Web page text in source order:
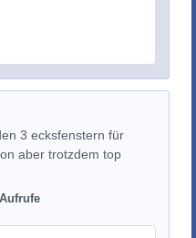
3 ecksfenstern für
aber trotzdem top